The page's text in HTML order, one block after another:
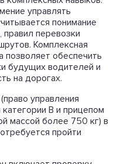
управлять
понимание
правил перевозки
Комплексная
позволяет обеспечить
будущих водителей и
на дорогах.
управления
В и прицепом
массой более 750 кг) в
пройти